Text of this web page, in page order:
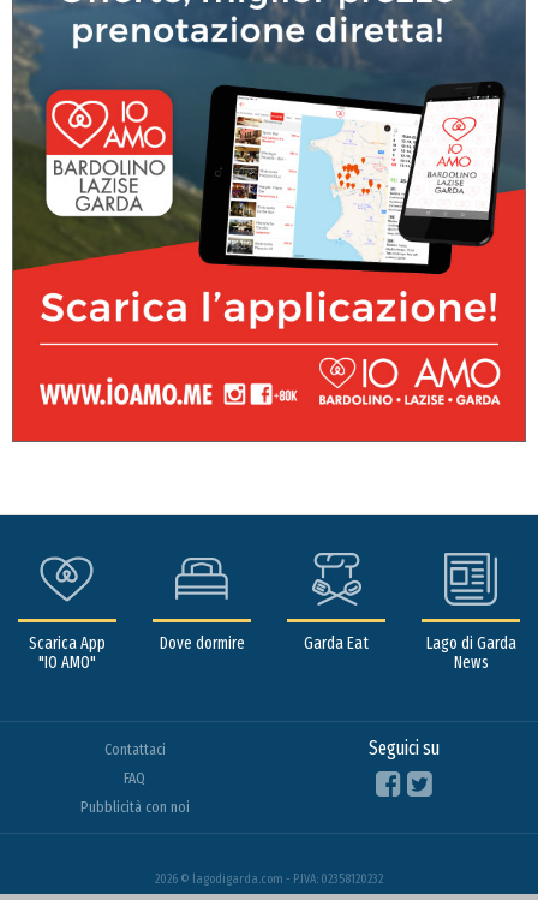
Scarica App
"IO AMO"
Dove dormire Garda Eat
Lago di Garda
News
Contattaci
FAQ
Pubblicità con noi
Seguici su
2026 © lagodigarda.com - P.IVA: 02358120232